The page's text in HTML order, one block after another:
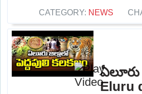
CATEGORY: NEWS
Eluru